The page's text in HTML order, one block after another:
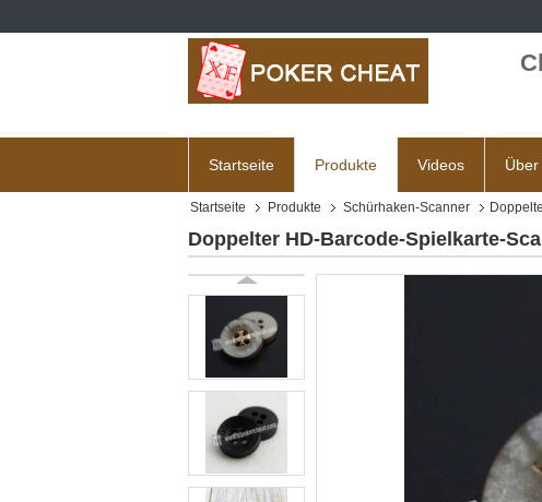
Startseite Produkte Videos
Startseite Produkte Schürhaken-Scanner
Doppelter HD-Barcode-Spielkarte-